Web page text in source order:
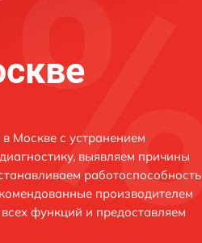
Москве с устранением
выявляем причины
работоспособность
производителем
функций и предоставляем